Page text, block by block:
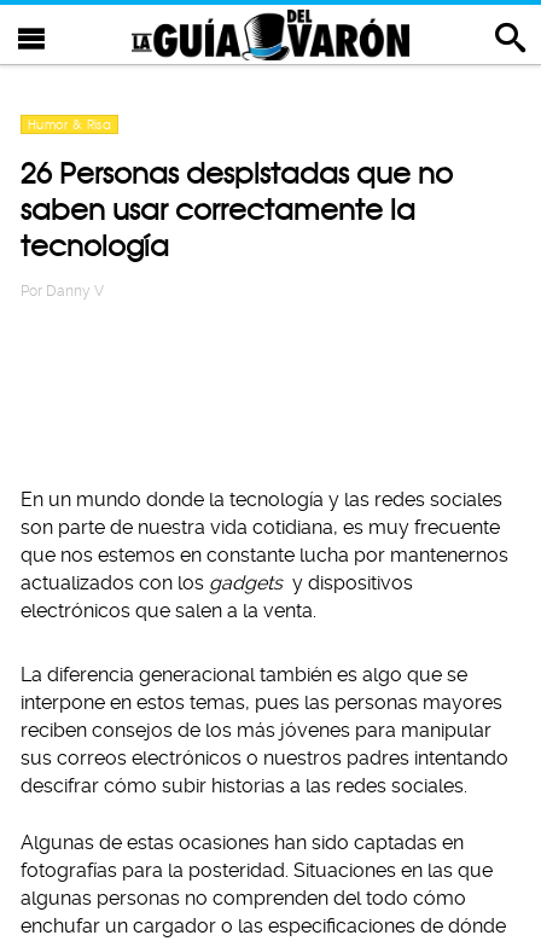
Humor & Risa
26 Personas despistadas que no
saben usar correctamente la
tecnología
Por Danny V
En un mundo donde la tecnología y las redes sociales
son parte de nuestra vida cotidiana, es muy frecuente
que nos estemos en constante lucha por mantenernos
actualizados con los gadgets y dispositivos
electrónicos que salen a la venta.
La diferencia generacional también es algo que se
interpone en estos temas, pues las personas mayores
reciben consejos de los más jóvenes para manipular
sus correos electrónicos o nuestros padres intentando
descifrar cómo subir historias a las redes sociales.
Algunas de estas ocasiones han sido captadas en
fotografías para la posteridad. Situaciones en las que
algunas personas no comprenden del todo cómo
enchufar un cargador o las especificaciones de dónde